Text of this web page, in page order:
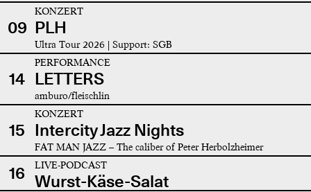
09
KONZERT
PLH
Ultra Tour 2026 | Support: SGB
14
PERFORMANCE
LETTERS
amburo/fleischlin
15
KONZERT
Intercity Jazz Nights
FAT MAN JAZZ – The caliber of Peter Herbolzheimer
16 LIVE-PODCAST
Wurst-Käse-Salat